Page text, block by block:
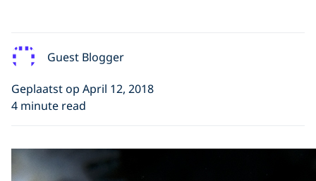
Guest Blogger
Geplaatst op April 12, 2018
4 minute read